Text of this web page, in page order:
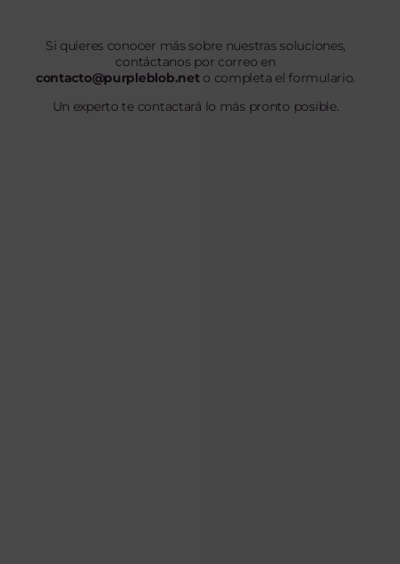
Si quieres conocer más sobre nuestras soluciones,
contáctanos por correo en
contacto@purpleblob.neto completa el formulario.
Un experto te contactará lo más pronto posible.